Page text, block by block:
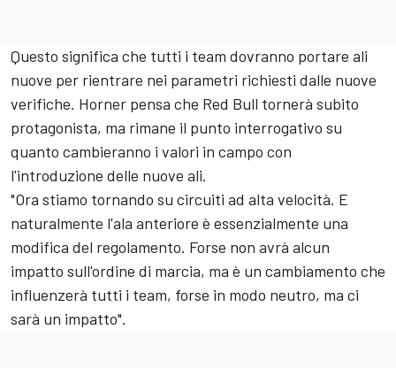
Questo significa che tutti i team dovranno portare ali
nuove per rientrare nei parametri richiesti dalle nuove
verifiche. Horner pensa che Red Bull tornerà subito
protagonista, ma rimane il punto interrogativo su
quanto cambieranno i valori in campo con
l'introduzione delle nuove ali.
"Ora stiamo tornando su circuiti ad alta velocità. E
naturalmente l'ala anteriore è essenzialmente una
modifica del regolamento. Forse non avrà alcun
impatto sull'ordine di marcia, ma è un cambiamento che
influenzerà tutti i team, forse in modo neutro, ma ci
sarà un impatto".